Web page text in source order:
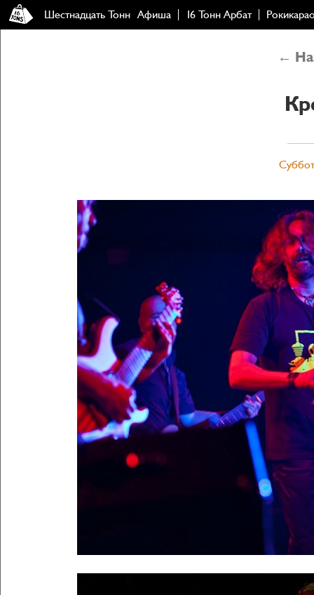
Шестнадцать Тонн Афиша 16 Тонн Арбат
←